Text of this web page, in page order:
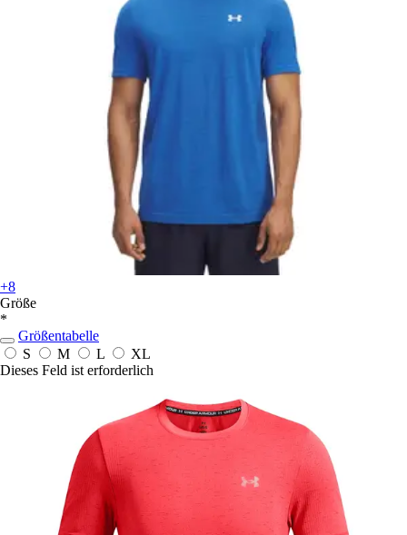
+8
Größe
*
Größentabelle
S
M L
XL
Dieses Feld ist erforderlich